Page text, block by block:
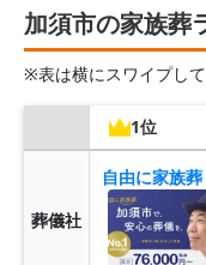
加須市の家族葬
※表は横にスワイプし
1位
葬儀社